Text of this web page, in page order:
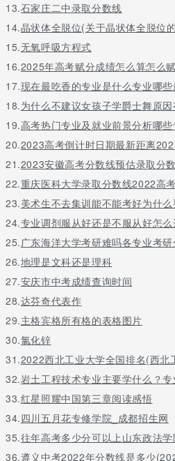
13.石家庄二中录取分数线
14.晶状体全脱位(关于晶状体全脱位
15.无氧呼吸方程式
16.2025年高考赋分成绩怎么算怎么
17.现在最吃香的专业是什么专业哪
18.为什么不建议女孩子学爵士舞原
19.高考热门专业及就业前景分析哪
20.2023高考倒计时日期最新距离
21.2023安徽高考分数线预估录取分
22.重庆医科大学录取分数线2022高
23.美术生不去集训能不能考好为什
24.专业调剂服从好还是不服从好怎
25.广东海洋大学考研难吗各专业考
26.地理是文科还是理科
27.安庆市中考成绩查询时间
28.达芬奇代表作
29.主格宾格所有格的表格图片
30.氯化锌
31.2022西北工业大学全国排名(西北
32.岩土工程技术专业主要学什么？
33.红星照耀中国第三章阅读感悟
34.四川五月花专修学院_成都招生网
35.往年高考多少分可以上山东政法
36.遵义中考2022年分数线是多少